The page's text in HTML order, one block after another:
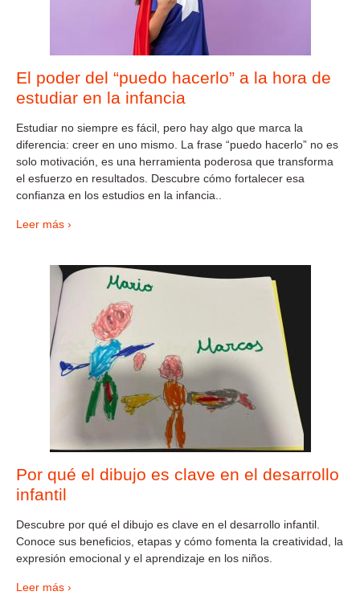
El poder del “puedo hacerlo” a la hora de
estudiar en la infancia
Estudiar no siempre es fácil, pero hay algo que marca la
diferencia: creer en uno mismo. La frase “puedo hacerlo” no es
solo motivación, es una herramienta poderosa que transforma
el esfuerzo en resultados. Descubre cómo fortalecer esa
confianza en los estudios en la infancia..
Leer más ›
Por qué el dibujo es clave en el desarrollo
infantil
Descubre por qué el dibujo es clave en el desarrollo infantil.
Conoce sus beneficios, etapas y cómo fomenta la creatividad, la
expresión emocional y el aprendizaje en los niños.
Leer más ›